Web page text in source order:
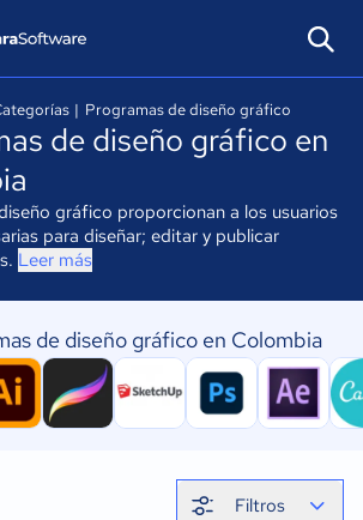
| Programas de diseño gráfico
de diseño gráfico en
gráfico proporcionan a los usuarios
para diseñar; editar y publicar
Leer más
de diseño gráfico en Colombia
Filtros